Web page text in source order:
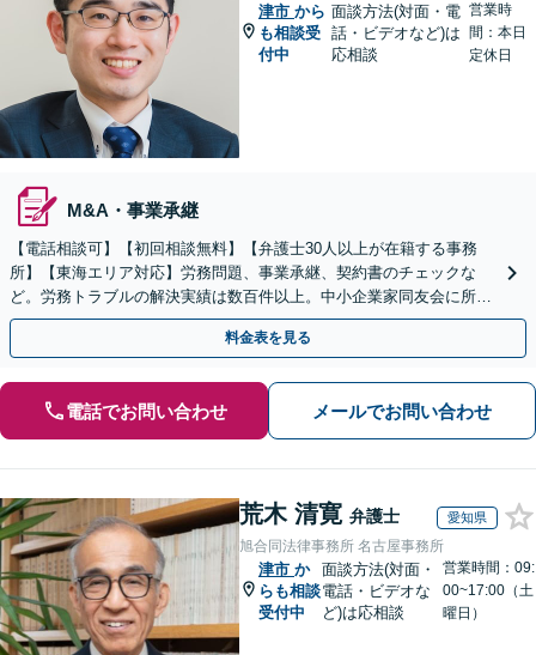
津市 から
も相談受
付中
面談方法(対面・電
話・ビデオなど)は
応相談
営業時
間：本日
定休日
M&A・事業承継
【電話相談可】【初回相談無料】【弁護士30人以上が在籍する事務
所】【東海エリア対応】労務問題、事業承継、契約書のチェックな
ど。労務トラブルの解決実績は数百件以上。中小企業家同友会に所属
しセミナー講師なども担当【初回相談無料】
料金表を見る
電話でお問い合わせ メールでお問い合わせ
荒木 清寛 弁護士 愛知県
旭合同法律事務所 名古屋事務所
津市 か
らも相談
受付中
面談方法(対面・
電話・ビデオな
ど)は応相談
営業時間：09:
00~17:00（土
曜日）